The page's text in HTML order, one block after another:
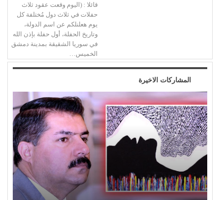
قائلا : (اليوم وقعت عقود ثلاث
حفلات في ثلاث دول مُختلفة كل
يوم هعلنلكم عن اسم الدولة،
وتاريخ الحفلة، أول حفلة بإذن الله
في سوريا الشقيقة بمدينة دمشق
الخميس…
المشاركات الاخيرة